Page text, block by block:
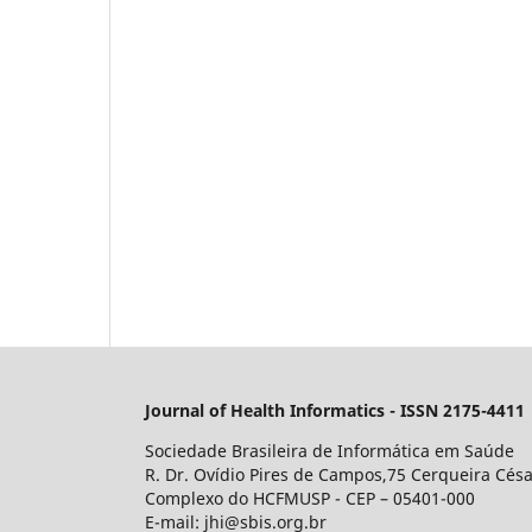
Journal of Health Informatics - ISSN 2175-4411
Sociedade Brasileira de Informática em Saúde
R. Dr. Ovídio Pires de Campos,75 Cerqueira
Complexo do HCFMUSP - CEP – 05401-000
E-mail: jhi@sbis.org.br